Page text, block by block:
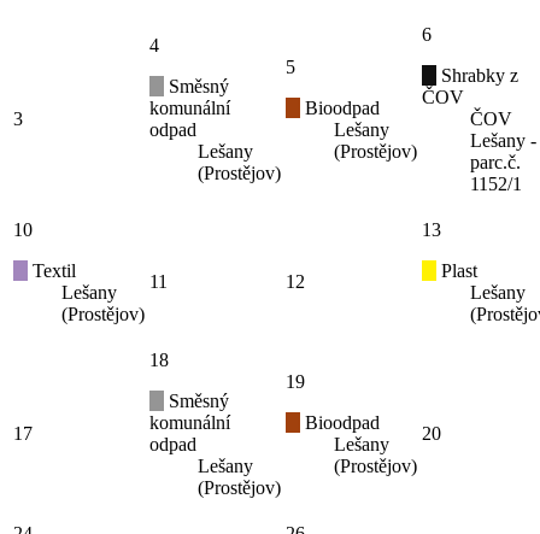
3
4
Směsný
komunální
odpad
Lešany
(Prostějov)
5
Bioodpad
Lešany
(Prostějov)
6
Shrabky z
ČOV
ČOV
Lešany -
parc.č.
1152/1
10
Textil
Lešany
(Prostějov)
11 12
13
Plast
Lešany
17
18
Směsný
komunální
odpad
Lešany
(Prostějov)
19
Bioodpad
Lešany
(Prostějov)
20